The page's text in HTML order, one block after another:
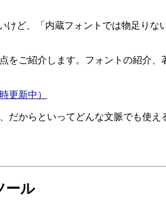
ど、「内蔵フォントでは物足り
をご紹介します。フォントの紹介
更新中）
だからといってどんな文脈でも使
ール